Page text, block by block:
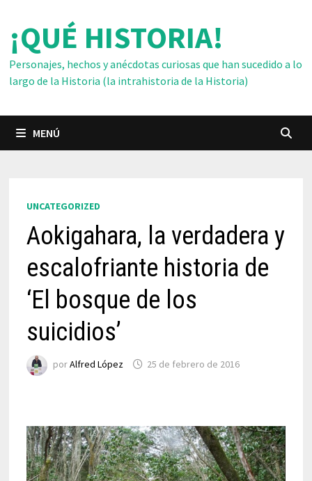
contenido
¡QUÉ HISTORIA!
Personajes, hechos y anécdotas curiosas que han sucedido a lo
largo de la Historia (la intrahistoria de la Historia)
MENÚ
UNCATEGORIZED
Aokigahara, la verdadera y
escalofriante historia de
‘El bosque de los
suicidios’
porAlfred López 25 de febrero de 2016